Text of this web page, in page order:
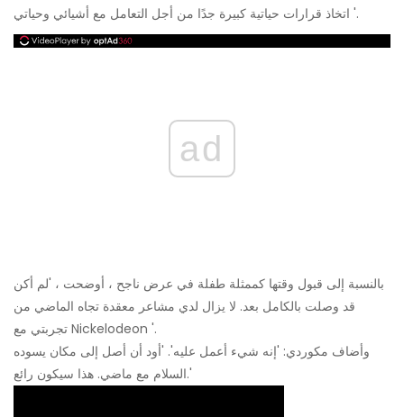
اتخاذ قرارات حياتية كبيرة جدًا من أجل التعامل مع أشيائي وحياتي '.
ad
بالنسبة إلى قبول وقتها كممثلة طفلة في عرض ناجح ، أوضحت ، 'لم أكن
قد وصلت بالكامل بعد. لا يزال لدي مشاعر معقدة تجاه الماضي من
تجربتي مع Nickelodeon '.
وأضاف مكوردي: 'إنه شيء أعمل عليه'. 'أود أن أصل إلى مكان يسوده
السلام مع ماضي. هذا سيكون رائع.'